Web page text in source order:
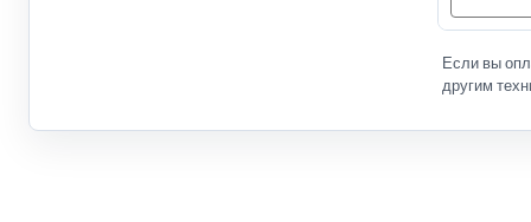
Если вы
другим